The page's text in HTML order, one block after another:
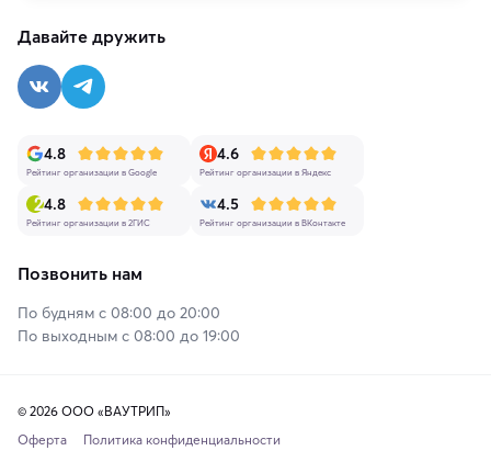
Давайте дружить
4.8
Рейтинг организации в Google
4.6
Рейтинг организации в Яндекс
4.8
Рейтинг организации в 2ГИС
4.5
Рейтинг организации в ВКонтакте
Позвонить нам
По будням с 08:00 до 20:00
По выходным с 08:00 до 19:00
© 2026 ООО «ВАУТРИП»
Оферта
Политика конфиденциальности